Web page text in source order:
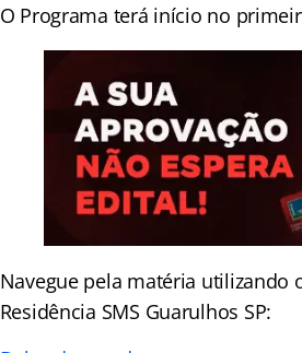
O Programa terá início no
Navegue pela matéria utilizando
Residência SMS Guarulhos SP: